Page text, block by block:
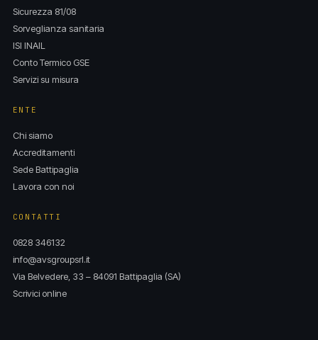
Sicurezza 81/08
Sorveglianza sanitaria
ISI INAIL
Conto Termico GSE
Servizi su misura
ENTE
Chi siamo
Accreditamenti
Sede Battipaglia
Lavora con noi
CONTATTI
0828 346132
info@avsgroupsrl.it
Via Belvedere, 33 – 84091 Battipaglia (SA)
Scrivici online